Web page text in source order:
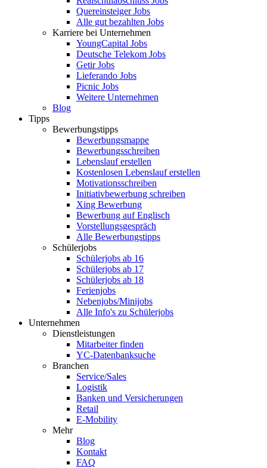
Quereinsteiger Jobs
Alle gut bezahlten Jobs
Karriere bei Unternehmen
YoungCapital Jobs
Deutsche Telekom Jobs
Getir Jobs
Lieferando Jobs
Picnic Jobs
Weitere Unternehmen
Blog
Tipps
Bewerbungstipps
Bewerbungsmappe
Bewerbungsschreiben
Lebenslauf erstellen
Kostenlosen Lebenslauf erstellen
Motivationsschreiben
Initiativbewerbung schreiben
Xing Bewerbung
Bewerbung auf Englisch
Vorstellungsgespräch
Alle Bewerbungstipps
Schülerjobs
Schülerjobs ab 16
Schülerjobs ab 17
Schülerjobs ab 18
Ferienjobs
Nebenjobs/Minijobs
Alle Info's zu Schülerjobs
Unternehmen
Dienstleistungen
Mitarbeiter finden
YC-Datenbanksuche
Branchen
Service/Sales
Logistik
Banken und Versicherungen
Retail
E-Mobility
Mehr
Blog
Kontakt
FAQ